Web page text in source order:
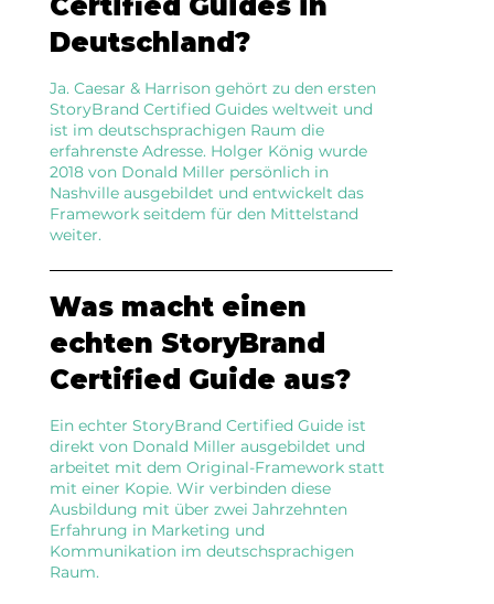
Deutschland?
Ja. Caesar & Harrison gehört zu den ersten
StoryBrand Certified Guides weltweit und
ist im deutschsprachigen Raum die
erfahrenste Adresse. Holger König wurde
2018 von Donald Miller persönlich in
Nashville ausgebildet und entwickelt das
Framework seitdem für den Mittelstand
weiter.
Was macht einen
echten StoryBrand
Certified Guide aus?
Ein echter StoryBrand Certified Guide ist
direkt von Donald Miller ausgebildet und
arbeitet mit dem Original-Framework statt
mit einer Kopie. Wir verbinden diese
Ausbildung mit über zwei Jahrzehnten
Erfahrung in Marketing und
Kommunikation im deutschsprachigen
Raum.